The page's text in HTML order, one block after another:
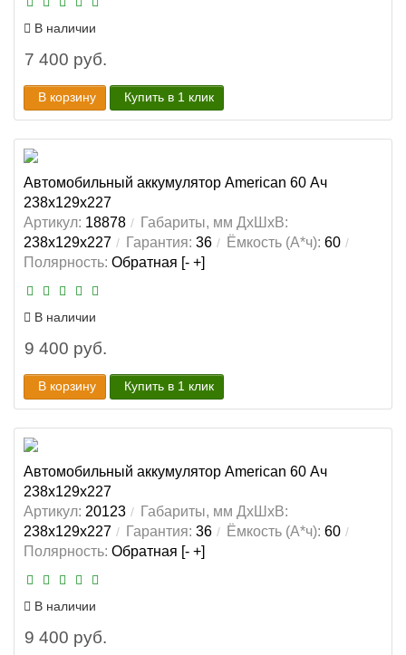
В наличии
7 400 руб.
В корзину Купить в 1 клик
Автомобильный аккумулятор American 60 Ач
238x129x227
Артикул: 18878
Габариты, мм ДхШхВ:
238x129x227
Гарантия: 36 Ёмкость (А*ч): 60
Полярность: Обратная [- +]
В наличии
9 400 руб.
В корзину Купить в 1 клик
Автомобильный аккумулятор American 60 Ач
238x129x227
Артикул: 20123
Габариты, мм ДхШхВ:
238x129x227
Гарантия: 36 Ёмкость (А*ч): 60
Полярность: Обратная [- +]
В наличии
9 400 руб.